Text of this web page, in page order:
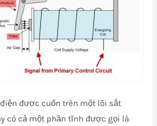
được cuốn trên một lõi sắt
có cả một phần tĩnh được gọi là